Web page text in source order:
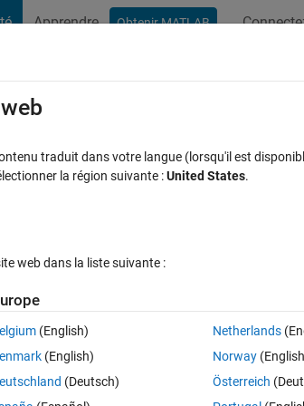
Apprendre Obtenir MATLAB
Statement" mode in
of command window...apart from restarting
traduit dans votre langue (lorsqu'il est
la région suivante :United States.
web dans la liste suivante :
(English)
(English)
(Deutsch)
Netherlands
Norway
Österreich